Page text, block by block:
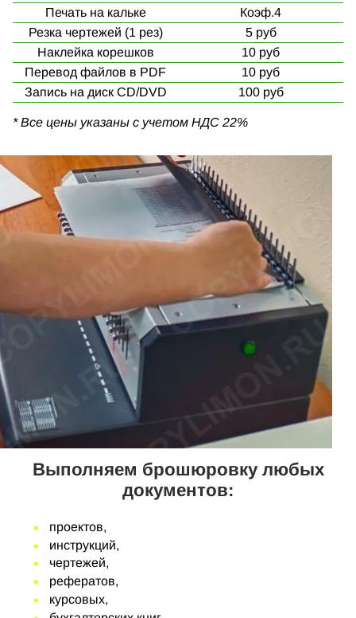
Печать на кальке
Коэф.4
Резка чертежей (1 рез)
5 руб
Наклейка корешков
10 руб
Перевод файлов в PDF
10 руб
Запись на диск CD/DVD
100 руб
* Все цены указаны с учетом НДС 22%
Выполняем брошюровку любых
документов:
проектов,
инструкций,
чертежей,
рефератов,
курсовых,